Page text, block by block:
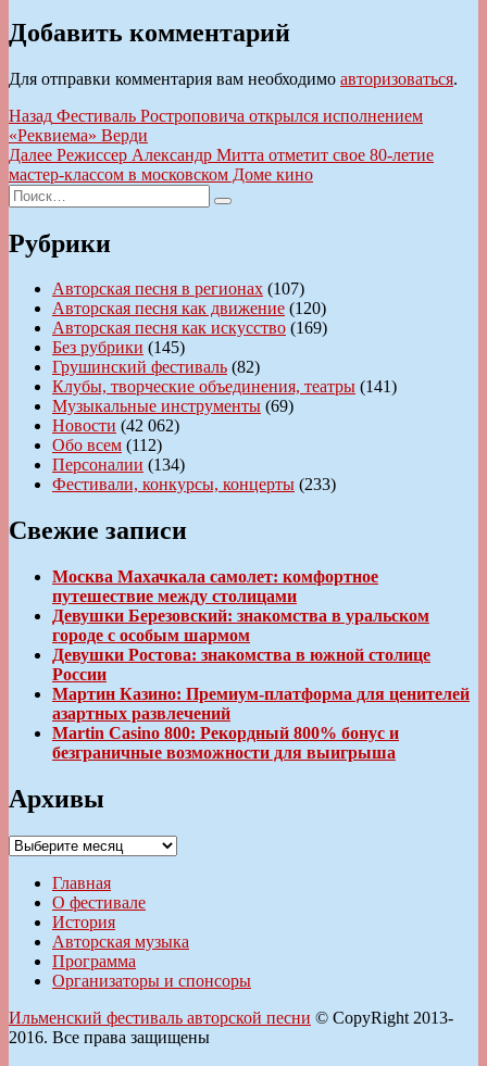
Добавить комментарий
Для отправки комментария вам необходимо авторизоваться.
Навигация
по
записям
Назад Предыдущая
запись:
Фестиваль Ростроповича открылся исполнением
«Реквиема» Верди
Далее Следующая
запись:
Режиссер Александр Митта отметит свое 80-летие
мастер-классом в московском Доме кино
Искать:
Поиск
Рубрики
Авторская песня в регионах (107)
Авторская песня как движение (120)
Авторская песня как искусство (169)
Без рубрики (145)
Грушинский фестиваль (82)
Клубы, творческие объединения, театры (141)
Музыкальные инструменты (69)
Новости (42 062)
Обо всем (112)
Персоналии (134)
Фестивали, конкурсы, концерты (233)
Свежие записи
Москва Махачкала самолет: комфортное
путешествие между столицами
Девушки Березовский: знакомства в уральском
городе с особым шармом
Девушки Ростова: знакомства в южной столице
России
Мартин Казино: Премиум-платформа для ценителей
азартных развлечений
Martin Casino 800: Рекордный 800% бонус и
безграничные возможности для выигрыша
Архивы
Архивы
Главная
О фестивале
История
Авторская музыка
Программа
Организаторы и спонсоры
Ильменский фестиваль авторской песни © CopyRight 2013-
2016. Все права защищены